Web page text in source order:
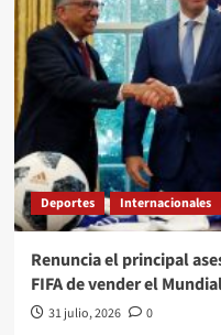
Deportes Internacionales
Renuncia el principal
FIFA de vender el
31 julio, 2026 0